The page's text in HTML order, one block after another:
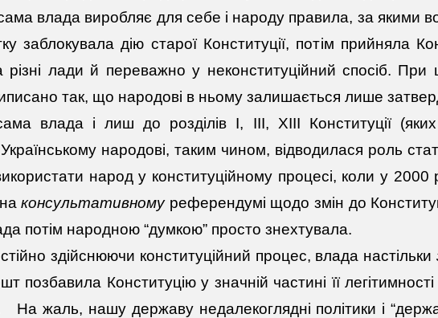
влада виробляє для себе і народу правила, за якими
заблокувала дію старої Конституції, потім прийняла
різні лади й переважно у неконституційний спосіб.
так, що народові в ньому залишається лише
влада і лиш до розділів І, ІІІ, ХІІІ Конституції
Українському народові, таким чином, відводилася роль
народ у конституційному процесі, коли у
наконсультативномуреферендумі щодо змін до
потім народною “думкою” просто знехтувала.
здійснюючи конституційний процес, влада настільки
позбавила Конституцію у значній частині її
На жаль, нашу державу недалекоглядні політики і